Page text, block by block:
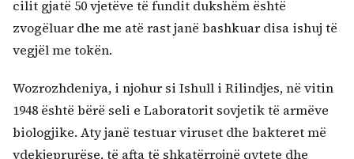
cilit gjatë 50 vjetëve të fundit dukshëm është
zvogëluar dhe me atë rast janë bashkuar disa ishuj të
vegjël me tokën.
Wozrozhdeniya, i njohur si Ishull i Rilindjes, në vitin
1948 është bërë seli e Laboratorit sovjetik të armëve
biologjike. Aty janë testuar viruset dhe bakteret më
vdekjeprurëse, të afta të shkatërrojnë qytete dhe